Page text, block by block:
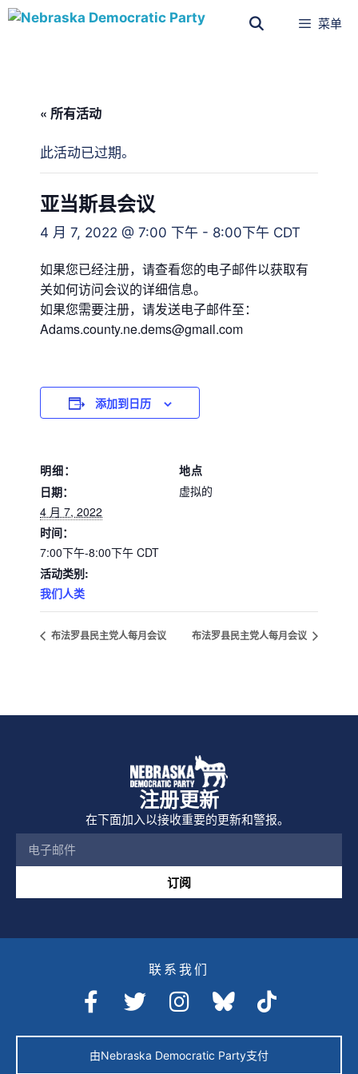
菜单
« 所有活动
此活动已过期。
亚当斯县会议
4 月 7, 2022 @ 7:00 下午 - 8:00下午 CDT
如果您已经注册，请查看您的电子邮件以获取有
关如何访问会议的详细信息。
如果您需要注册，请发送电子邮件至：
Adams.county.ne.dems@gmail.com
添加到日历
明细：
日期：
4 月 7, 2022
时间：
7:00下午-8:00下午 CDT
活动类别:
我们人类
地点
虚拟的
布法罗县民主党人每月会议 布法罗县民主党人每月会议
注册更新
在下面加入以接收重要的更新和警报。
订阅
联系我们
由Nebraska Democratic Party支付